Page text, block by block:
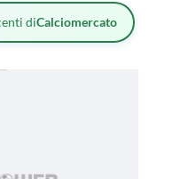
diCalciomercato